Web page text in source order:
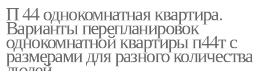
П 44 однокомнатная квартира.
Варианты перепланировок
однокомнатной квартиры п44т с
размерами для разного количества